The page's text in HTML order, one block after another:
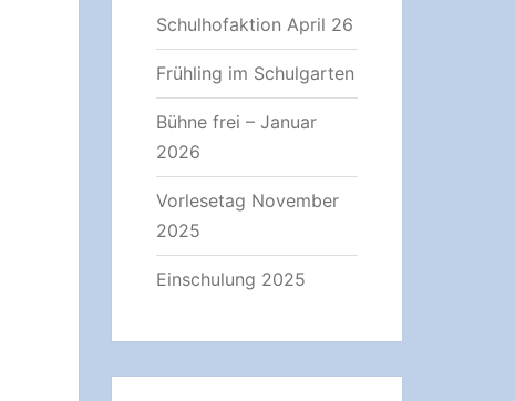
Schulhofaktion April 26
Frühling im Schulgarten
Bühne frei – Januar
2026
Vorlesetag November
2025
Einschulung 2025